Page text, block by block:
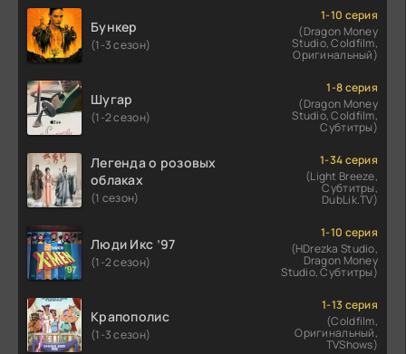
Бункер
(1-3 сезон)
1-10 серия
(Dragon Money
Studio, Coldfilm,
Оригинальный)
Шугар
(1-2 сезон)
1-8 серия
(Dragon Money
Studio, Coldfilm,
Субтитры)
Легенда о розовых
облаках
(1 сезон)
1-34 серия
(Light Breeze,
Субтитры,
DubLik.TV)
Люди Икс ’97
(1-2 сезон)
1-10 серия
(HDrezka Studio,
Dragon Money
Studio, Субтитры)
Крапополис
(1-3 сезон)
1-13 серия
(Coldfilm,
Оригинальный,
TVShows)